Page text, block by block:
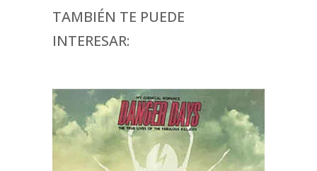
TAMBIÉN TE PUEDE
INTERESAR: